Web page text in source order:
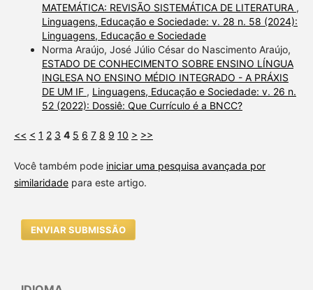
MATEMÁTICA: REVISÃO SISTEMÁTICA DE LITERATURA ,
Linguagens, Educação e Sociedade: v. 28 n. 58 (2024):
Linguagens, Educação e Sociedade
Norma Araújo, José Júlio César do Nascimento Araújo,
ESTADO DE CONHECIMENTO SOBRE ENSINO LÍNGUA
INGLESA NO ENSINO MÉDIO INTEGRADO - A PRÁXIS
DE UM IF , Linguagens, Educação e Sociedade: v. 26 n.
52 (2022): Dossiê: Que Currículo é a BNCC?
<< < 1 2 3 4 5 6 7 8 9 10 > >>
Você também pode iniciar uma pesquisa avançada por
similaridadepara este artigo.
ENVIAR SUBMISSÃO